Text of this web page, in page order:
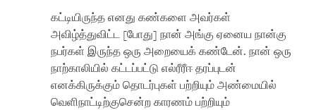
கட்டியிருந்த எனது கண்களை அவர்கள்
அவிழ்த்துவிட்ட [போது] நான் அங்கு ஏனைய நான்கு
நபர்கள் இருந்த ஒரு அறையைக் கண்டேன். நான் ஒரு
நாற்காலியில் கட்டப்பட்டு எல்ரீரீஈ தரப்புடன்
எனக்கிருக்கும் தொடர்புகள் பற்றியும் அண்மையில்
வெளிநாட்டிற்குசென்ற காரணம் பற்றியும்